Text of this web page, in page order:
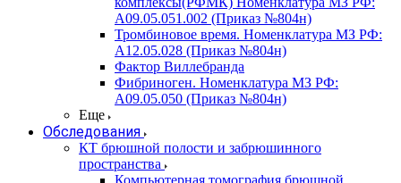
A09.05.051.002 (Приказ №804н)
Тромбиновое время. Номенклатура МЗ РФ:
A12.05.028 (Приказ №804н)
Фактор Виллебранда
Фибриноген. Номенклатура МЗ РФ:
A09.05.050 (Приказ №804н)
Еще
Обследования
КТ брюшной полости и забрюшинного
пространства
Компьютерная томография брюшной